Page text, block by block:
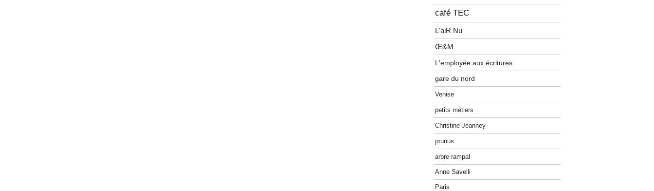
café TEC
L'aiR Nu
Œ&M
L'employée aux écritures
gare du nord
Venise
petits métiers
Christine Jeanney
prunus
arbre rampal
Anne Savelli
Paris